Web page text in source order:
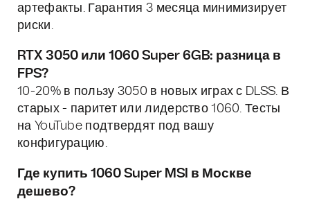
артефакты. Гарантия 3 месяца минимизирует
риски.
RTX 3050 или 1060 Super 6GB: разница в
FPS?
10-20% в пользу 3050 в новых играх с DLSS. В
старых - паритет или лидерство 1060. Тесты
на YouTube подтвердят под вашу
конфигурацию.
Где купить 1060 Super MSI в Москве
дешево?